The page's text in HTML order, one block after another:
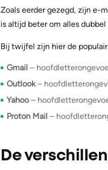
Zoals eerder gezegd, zijn e-
is altijd beter om alles
Bij twijfel zijn hier de
Gmail –
Outlook –
Yahoo–
Proton Mail –
De